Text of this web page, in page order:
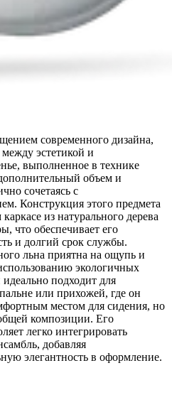
современного дизайна,
эстетикой и
выполненное в технике
объем и
сочетаясь с
Конструкция этого предмета
из натурального дерева
что обеспечивает его
и долгий срок службы.
льна приятна на ощупь и
экологичных
подходит для
или прихожей, где он
местом для сидения, но
композиции. Его
легко интегрировать
добавляя
элегантность в оформление.